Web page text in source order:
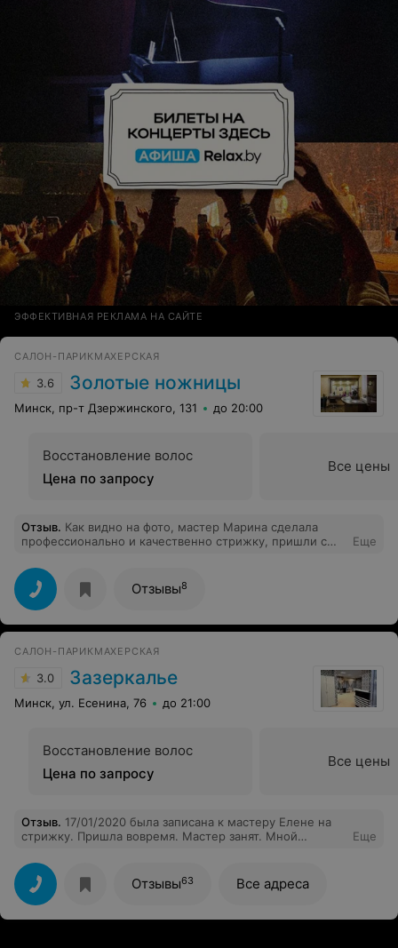
ЭФФЕКТИВНАЯ РЕКЛАМА НА САЙТЕ
САЛОН-ПАРИКМАХЕРСКАЯ
3.6 Золотые ножницы
Минск, пр-т Дзержинского, 131 до 20:00
Восстановление волос
Цена по запросу
Все цены
Отзыв. Как видно на фото, мастер Марина сделала
профессионально и качественно стрижку, пришли с
барбершопа. Ещё раз спасибо за тёплый приём и
качественную работу салону «Золотые ножницы» пр-т.
Дзержинского,131.
Еще
Отзывы8
САЛОН-ПАРИКМАХЕРСКАЯ
3.0 Зазеркалье
Минск, ул. Есенина, 76 до 21:00
Восстановление волос
Цена по запросу
Все цены
Отзыв. 17/01/2020 была записана к мастеру Елене на
стрижку. Пришла вовремя. Мастер занят. Мной
мои просьбы профилировать кончики стала
переубеждать, что не нужно. Итог: придя домой,
обнаружила торчащие участки волос. Стрижка не
укладывается. После стрижки посушили волосы
феном, а посчитали как укладку! То есть цена стрижки
Еще
Отзывы63 Все адреса